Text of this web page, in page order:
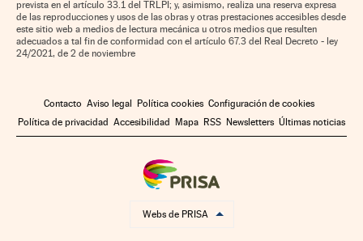
prevista en el artículo 33.1 del TRLPI; y, asimismo, realiza una reserva expresa
de las reproducciones y usos de las obras y otras prestaciones accesibles desde
este sitio web a medios de lectura mecánica u otros medios que resulten
adecuados a tal fin de conformidad con el artículo 67.3 del Real Decreto - ley
24/2021, de 2 de noviembre
Contacto Aviso legal Política cookies Configuración de cookies
Política de privacidad Accesibilidad Mapa RSS Newsletters Últimas noticias
Webs de PRISA